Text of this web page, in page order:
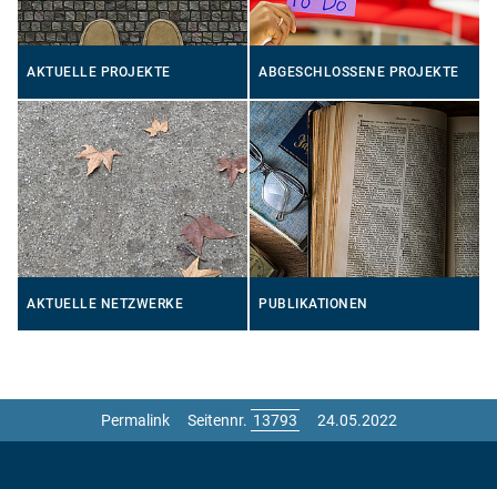
AKTUELLE PROJEKTE ABGESCHLOSSENE PROJEKTE
AKTUELLE NETZWERKE PUBLIKATIONEN
Permalink Seitennr. 24.05.2022